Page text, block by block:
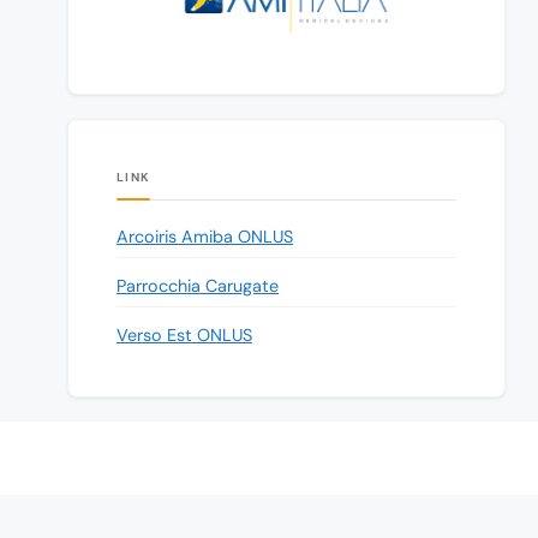
LINK
Arcoiris Amiba ONLUS
Parrocchia Carugate
Verso Est ONLUS